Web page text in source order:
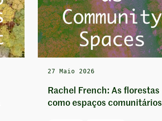
27 Maio 2026
Rachel French: As florestas
como espaços comunitários